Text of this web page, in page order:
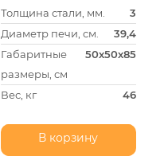
Толщина стали, мм.
3
Диаметр печи, см.
39,4
Габаритные
размеры, см
50х50х85
Вес, кг 46
В корзину